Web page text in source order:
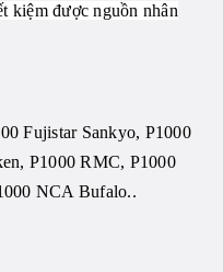
kiệm được nguồn nhân
Fujistar Sankyo, P1000
P1000 RMC, P1000
NCA Bufalo..